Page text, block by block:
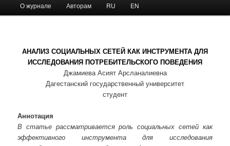
Skip to primary content
Skip to secondary content
О журнале Авторам RU EN
АНАЛИЗ СОЦИАЛЬНЫХ СЕТЕЙ КАК ИНСТРУМЕНТА ДЛЯ
ИССЛЕДОВАНИЯ ПОТРЕБИТЕЛЬСКОГО ПОВЕДЕНИЯ
Джамиева Асият Арсланалиевна
Дагестанский государственный университет
студент
Аннотация
В статье рассматривается роль социальных сетей как
эффективного инструмента для исследования